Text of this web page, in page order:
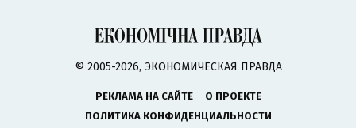
© 2005-2026, ЭКОНОМИЧЕСКАЯ ПРАВДА
РЕКЛАМА НА САЙТЕ
О ПРОЕКТЕ
ПОЛИТИКА КОНФИДЕНЦИАЛЬНОСТИ